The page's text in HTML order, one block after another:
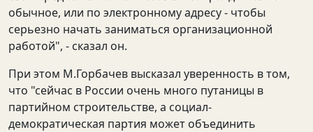
обычное, или по электронному адресу - чтобы
серьезно начать заниматься организационной
работой", - сказал он.
При этом М.Горбачев высказал уверенность в том,
что "сейчас в России очень много путаницы в
партийном строительстве, а социал-
демократическая партия может объединить